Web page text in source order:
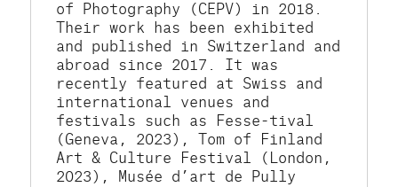
of Photography (CEPV) in 2018.
Their work has been exhibited
and published in Switzerland and
abroad since 2017. It was
recently featured at Swiss and
international venues and
festivals such as Fesse-tival
(Geneva, 2023), Tom of Finland
Art & Culture Festival (London,
2023), Musée d’art de Pully